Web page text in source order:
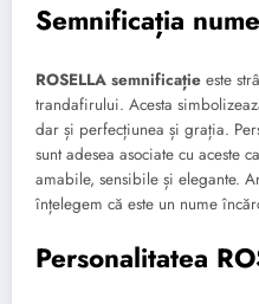
Semnificația
ROSELLA semnificație este
trandafirului. Acesta
dar și perfecțiunea și grația.
sunt adesea asociate cu aceste
amabile, sensibile și elegante.
înțelegem că este un nume
Personalitatea